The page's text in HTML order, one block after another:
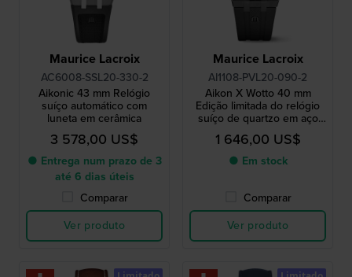
Maurice Lacroix
AC6008-SSL20-330-2
Aikonic 43 mm Relógio
suíço automático com
luneta em cerâmica
3 578,00 US$
● Entrega num prazo de 3
até 6 dias úteis
Comparar
Ver produto
Maurice Lacroix
AI1108-PVL20-090-2
Aikon X Wotto 40 mm
Edição limitada do relógio
suíço de quartzo em aço
inoxidável com mostrador
exclusivo
1 646,00 US$
● Em stock
Comparar
Ver produto